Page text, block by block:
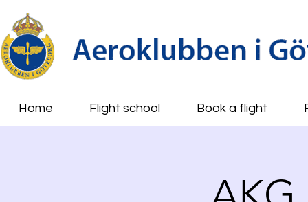
Home Flight school Book a flight